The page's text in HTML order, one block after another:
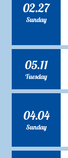
02.27
Sunday
05.11
Tuesday
04.04
Sunday